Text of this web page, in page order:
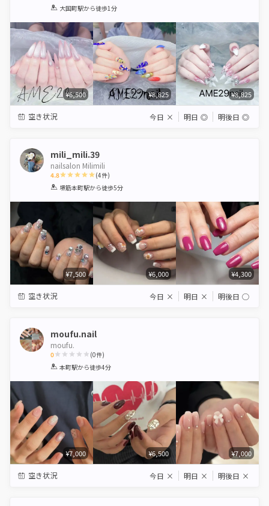
1 2 3 4 5
大国町駅から徒歩1分
¥6,500 ¥8,825 ¥8,825
空き状況 今日 × 明日 ◎ 明後日 ◎
mili_mili.39
nailsalon Milimili
4.8
1 2 3 4 5
(4件)
堺筋本町駅から徒歩5分
¥7,500 ¥6,000 ¥4,300
空き状況 今日 × 明日 × 明後日 ◯
moufu.nail
moufu.
0
1 2 3 4 5
(0件)
本町駅から徒歩4分
¥7,000 ¥6,500 ¥7,000
空き状況 今日 × 明日 × 明後日 ×